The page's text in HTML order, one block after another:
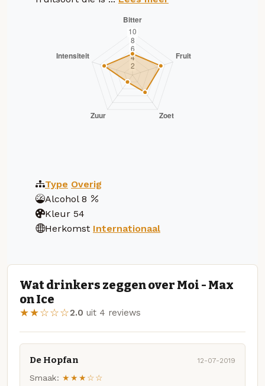
Type Overig
Alcohol 8
Kleur 54
Herkomst Internationaal
Wat drinkers zeggen over Moi - Max
on Ice
★★☆☆☆2.0 uit 4 reviews
De Hopfan 12-07-2019
Smaak: ★★★☆☆